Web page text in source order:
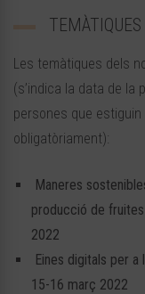
TEMÀTIQUES
Les temàtiques dels
(s’indica la data de la
persones que
obligatòriament):
Maneres
producció de fruites
2022
Eines digitals per
15-16 març 2022